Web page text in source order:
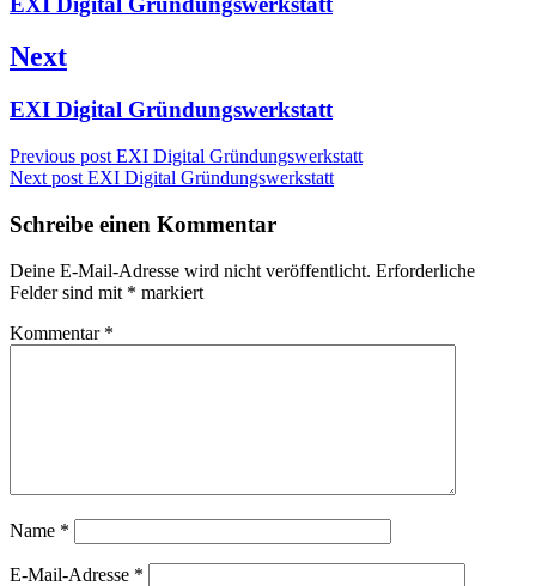
Next
Next
EXI Digital Gründungswerkstatt
Previous post EXI Digital Gründungswerkstatt
Next post EXI Digital Gründungswerkstatt
Schreibe einen Kommentar
Deine E-Mail-Adresse wird nicht veröffentlicht. Erforderliche
Felder sind mit * markiert
Kommentar *
Name *
E-Mail-Adresse *